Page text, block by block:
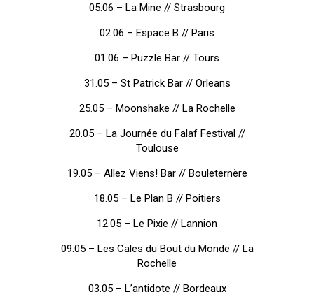
05.06 – La Mine // Strasbourg
02.06 – Espace B // Paris
01.06 – Puzzle Bar // Tours
31.05 – St Patrick Bar // Orleans
25.05 – Moonshake // La Rochelle
20.05 – La Journée du Falaf Festival //
Toulouse
19.05 – Allez Viens! Bar // Bouleternère
18.05 – Le Plan B // Poitiers
12.05 – Le Pixie // Lannion
09.05 – Les Cales du Bout du Monde // La
Rochelle
03.05 – L’antidote // Bordeaux